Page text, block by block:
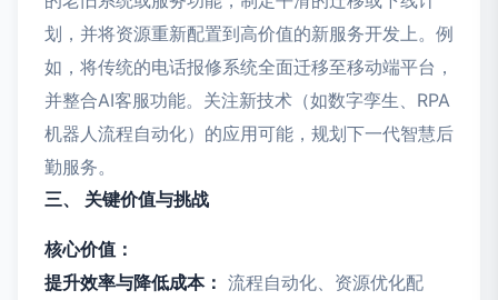
划，并将资源重新配置到高价值的新服务开发上。例
如，将传统的电话报修系统全面迁移至移动端平台，
并整合AI客服功能。关注新技术（如数字孪生、RPA
机器人流程自动化）的应用可能，规划下一代智慧后
勤服务。
三、 关键价值与挑战
核心价值：
提升效率与降低成本： 流程自动化、资源优化配